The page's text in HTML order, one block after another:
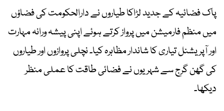
پاک فضائیہ کے جدید لڑاکا طیاروں نے دارالحکومت کی فضاؤں
میں منظم فارمیشن میں پرواز کرتے ہوئے اپنی پیشہ ورانہ مہارت
اور آپریشنل تیاری کا شاندار مظاہرہ کیا۔ نچلی پروازوں اور طیاروں
کی گھن گرج سے شہریوں نے فضائی طاقت کا عملی منظر
دیکھا۔